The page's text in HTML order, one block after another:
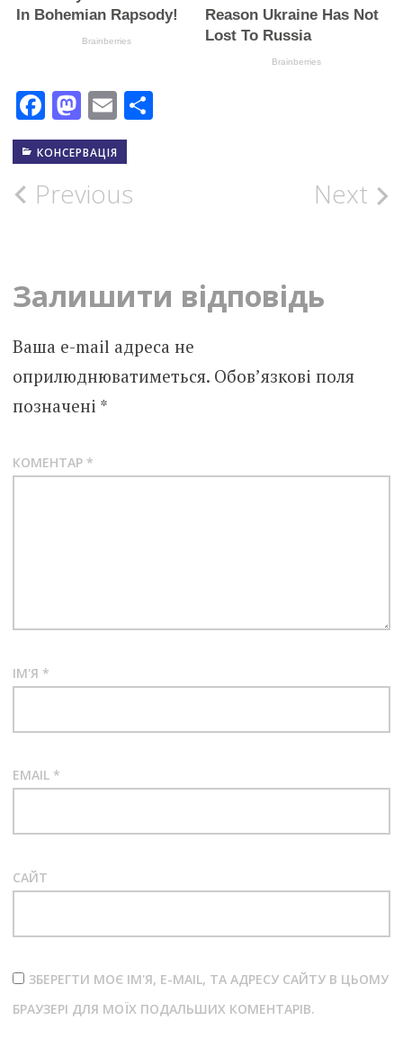
Facebook
Mastodon
EmailПоділитися
КОНСЕРВАЦІЯ
Post
Previous Next
Залишити відповідь
Ваша e-mail адреса не
оприлюднюватиметься. Обов’язкові поля
позначені *
КОМЕНТАР *
ІМ'Я *
EMAIL *
САЙТ
ЗБЕРЕГТИ МОЄ ІМ'Я, E-MAIL, ТА АДРЕСУ САЙТУ В ЦЬОМУ
БРАУЗЕРІ ДЛЯ МОЇХ ПОДАЛЬШИХ КОМЕНТАРІВ.